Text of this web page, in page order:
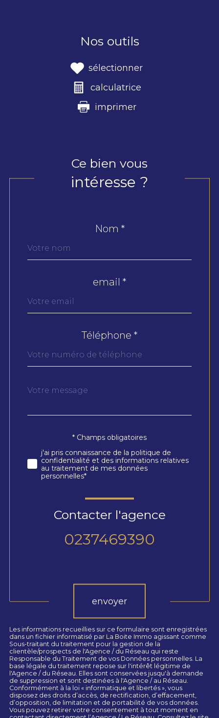
Nos outils
sélectionner
calculatrice
imprimer
Ce bien vous
intéresse ?
par
défaut
Nom *
email *
Téléphone *
Fieldset
défaut
Message
Validation* Champs obligatoires
j'ai pris connaissance de la politique de
confidentialité et des informations relatives
au traitement de mes données
personnelles*
Contacter l'agence
0237469390
envoyer
Les informations recueillies sur ce formulaire sont enregistrées
dans un fichier informatisé par La Boite Immo agissant comme
Sous-traitant du traitement pour la gestion de la
clientèle/prospects de l'Agence / du Réseau qui reste
Responsable du Traitement de vos Données personnelles. La
base légale du traitement repose sur l'intérêt légitime de
l'Agence / du Réseau. Elles sont conservées jusqu'à demande
de suppression et sont destinées à l'Agence / au Réseau.
Conformément à la loi « informatique et libertés », vous
disposez des droits d’accès, de rectification, d’effacement,
d’opposition, de limitation et de portabilité de vos données.
Vous pouvez retirer votre consentement à tout moment en